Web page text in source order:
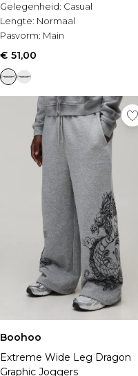
Gelegenheid: Casual
Lengte: Normaal
Pasvorm: Main
€ 51,00
Boohoo
Extreme Wide Leg Dragon
Graphic Joggers